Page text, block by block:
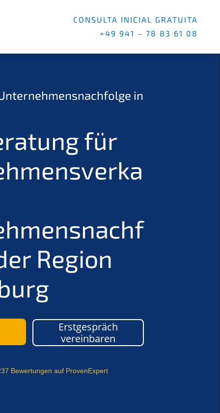
CONSULTA INICIAL GRATUITA
+49 941 – 78 83 61 08
in
für
Region
Erstgespräch
vereinbaren
Bewertungen auf ProvenExpert